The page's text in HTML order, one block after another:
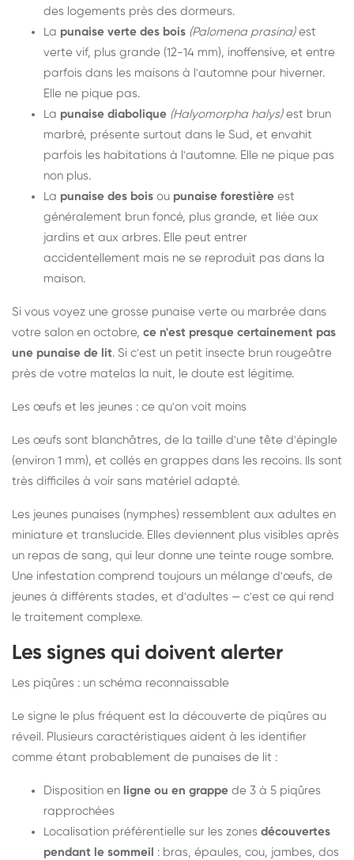
des logements près des dormeurs.
La punaise verte des bois (Palomena prasina)est
verte vif, plus grande (12-14 mm), inoffensive, et entre
parfois dans les maisons à l'automne pour hiverner.
Elle ne pique pas.
La punaise diabolique (Halyomorpha halys)est brun
marbré, présente surtout dans le Sud, et envahit
parfois les habitations à l'automne. Elle ne pique pas
non plus.
La punaise des bois ou punaise forestière est
généralement brun foncé, plus grande, et liée aux
jardins et aux arbres. Elle peut entrer
accidentellement mais ne se reproduit pas dans la
maison.
Si vous voyez une grosse punaise verte ou marbrée dans
votre salon en octobre, ce n'est presque certainement pas
une punaise de lit. Si c'est un petit insecte brun rougeâtre
près de votre matelas la nuit, le doute est légitime.
Les œufs et les jeunes : ce qu'on voit moins
Les œufs sont blanchâtres, de la taille d'une tête d'épingle
(environ 1 mm), et collés en grappes dans les recoins. Ils sont
très difficiles à voir sans matériel adapté.
Les jeunes punaises (nymphes) ressemblent aux adultes en
miniature et translucide. Elles deviennent plus visibles après
un repas de sang, qui leur donne une teinte rouge sombre.
Une infestation comprend toujours un mélange d'œufs, de
jeunes à différents stades, et d'adultes — c'est ce qui rend
le traitement complexe.
Les signes qui doivent alerter
Les piqûres : un schéma reconnaissable
Le signe le plus fréquent est la découverte de piqûres au
réveil. Plusieurs caractéristiques aident à les identifier
comme étant probablement de punaises de lit :
Disposition en ligne ou en grappe de 3 à 5 piqûres
rapprochées
Localisation préférentielle sur les zones découvertes
pendant le sommeil
: bras, épaules, cou, jambes, dos